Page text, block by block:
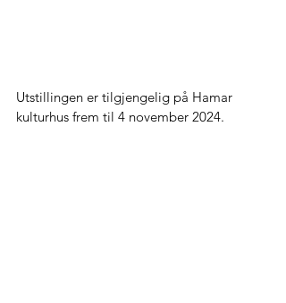
Utstillingen er tilgjengelig på Hamar
kulturhus frem til 4 november 2024.